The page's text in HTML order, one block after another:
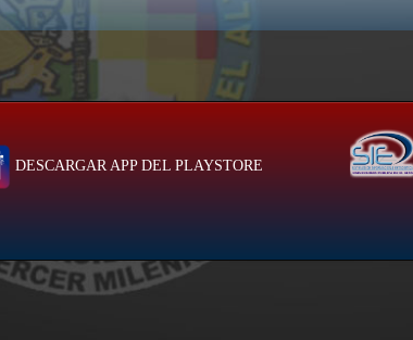
DESCARGAR APP DEL PLAYSTORE